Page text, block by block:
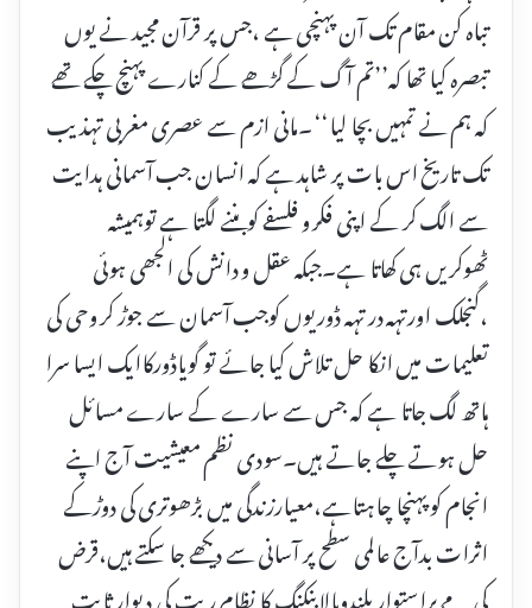
تباہ کن مقام تک آن پہنچی ہے ،جس پر قرآن مجید نے یوں
تبصرہ کیا تھا کہ’’تم آگ کے گڑھے کے کنارے پہنچ چکے تھے
کہ ہم نے تمہیں بچا لیا‘‘ ۔مانی ازم سے عصری مغربی تہذیب
تک تاریخ اس بات پر شاہد ہے کہ انسان جب آسمانی ہدایت
سے الگ کر کے اپنی فکر و فلسفے کوبننے لگتا ہے توہمیشہ
ٹھوکریں ہی کھاتا ہے۔جبکہ عقل و دانش کی الجھی ہوئی
،گنجلک اورتہہ در تہہ ڈوریوں کوجب آسمان سے جوڑ کر وحی کی
تعلیمات میں انکا حل تلاش کیا جائے تو گویاڈورکاایک ایسا سرا
ہاتھ لگ جاتا ہے کہ جس سے سارے کے سارے مسائل
حل ہوتے چلے جاتے ہیں۔سودی نظم معیشیت آج اپنے
انجام کو پہنچا چاہتاہے،معیارزندگی میں بڑھوتری کی دوڑکے
اثرات بدآج عالمی سطح پر آسانی سے دیکھے جا سکتے ہیں،قرض
کی مے پراستوار بلندوبالابنکنگ کا نظام ریت کی دیوار ثابت